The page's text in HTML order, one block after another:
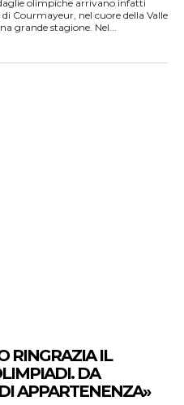
olimpiche arrivano infatti
Courmayeur, nel cuore della Valle
grande stagione. Nel...
RINGRAZIA IL
DA
APPARTENENZA»